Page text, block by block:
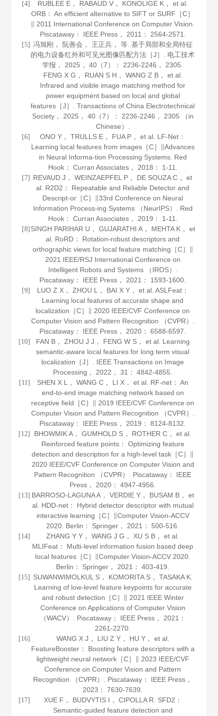
[4]
RUBLEE E， RABAUD V， KONOLIGE K， et al.
ORB： An efficient alternative to SIFT or SURF［C］
∥ 2011 International Conference on Computer Vision.
Piscataway： IEEE Press， 2011 ： 2564-2571.
[5] 冯旭刚， 阮善会， 王正兵， 等. 基于局部和全局特征
的电力设备红外和可见光图像匹配方法［J］. 电工技术
学报 ， 2025 ，40 （7）： 2236-2246， 2305.
FENG X G， RUAN S H， WANG Z B， et al.
Infrared and visible image matching method for
power equipment based on local and global
features［J］.Transactions of China Electrotechnical
Society， 2025 ， 40（7）： 2236-2246， 2305 （in
Chinese）.
[6]
ONO Y， TRULLS E， FUA P， et al. LF-Net：
Learning local features from images［C］∥Advances
in Neural Informa-tion Processing Systems. Red
Hook： Curran Associates， 2018 ： 1-11.
[7] REVAUD J， WEINZAEPFEL P， DE SOUZA C， et
al. R2D2 ： Repeatable and Reliable Detector and
Descript-or［C］∥33rd Conference on Neural
Information Process-ing Systems （NeurIPS）. Red
Hook： Curran Associates， 2019： 1-11.
[8] SINGH PARIHAR U， GUJARATHI A， MEHTA K， et
al. RoRD： Rotation-robust descriptors and
orthographic views for local feature matching［C］∥
2021 IEEE/RSJ International Conference on
Intelligent Robots and Systems （IROS）.
Piscataway： IEEE Press， 2021 ： 1593-1600.
[9]
LUO Z X， ZHOU L， BAI X Y， et al. ASLFeat：
Learning local features of accurate shape and
localization［C］∥ 2020 IEEE/CVF Conference on
Computer Vision and Pattern Recognition （CVPR）.
Piscataway： IEEE Press， 2020 ： 6588-6597.
[10]
FAN B， ZHOU J J， FENG W S， et al. Learning
semantic-aware local features for long term visual
localization［J］. IEEE Transactions on Image
Processing ， 2022 ，31 ： 4842-4855.
[11]
SHEN X L， WANG C， LI X， et al. RF-net： An
end-to-end image matching network based on
receptive field［C］∥ 2019 IEEE/CVF Conference on
Computer Vision and Pattern Recognition （CVPR）.
Piscataway： IEEE Press， 2019 ： 8124-8132.
[12]
BHOWMIK A， GUMHOLD S， ROTHER C， et al.
Reinforced feature points： Optimizing feature
detection and description for a high-level task［C］∥
2020 IEEE/CVF Conference on Computer Vision and
Pattern Recognition （CVPR）. Piscataway： IEEE
Press， 2020 ： 4947-4956.
[13] BARROSO-LAGUNA A， VERDIE Y， BUSAM B， et
al. HDD-net： Hybrid detector descriptor with mutual
interactive learning［C］∥Computer Vision-ACCV
2020. Berlin： Springer， 2021 ： 500-516.
[14]
ZHANG Y Y， WANG J G， XU S B， et al.
MLIFeat： Multi-level information fusion based deep
local features［C］∥Computer Vision-ACCV 2020.
Berlin： Springer， 2021 ： 403-419.
[15] SUWANWIMOLKUL S， KOMORITA S， TASAKA K.
Learning of low-level feature keypoints for accurate
and robust detection［C］∥ 2021 IEEE Winter
Conference on Applications of Computer Vision
（WACV）. Piscataway： IEEE Press， 2021 ：
2261-2270.
[16]
WANG X J， LIU Z Y， HU Y， et al.
FeatureBooster： Boosting feature descriptors with a
lightweight neural network［C］∥ 2023 IEEE/CVF
Conference on Computer Vision and Pattern
Recognition （CVPR）. Piscataway： IEEE Press，
2023 ： 7630-7639.
[17]
XUE F， BUDVYTIS I， CIPOLLA R. SFD2：
Semantic-guided feature detection and